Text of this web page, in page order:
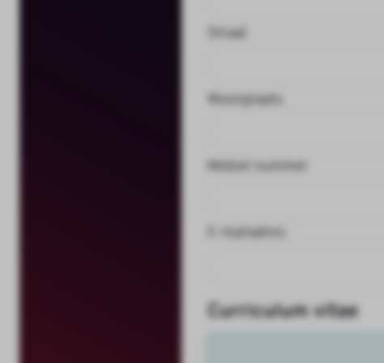
Straat
Woonplaats
Mobiel nummer
E-mailadres
Curriculum vitae